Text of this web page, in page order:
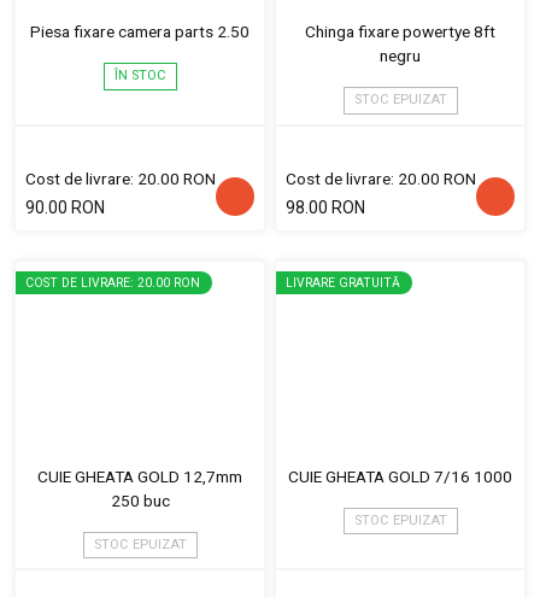
Piesa fixare camera parts 2.50
ÎN STOC
Cost de livrare: 20.00 RON
90.00 RON
Chinga fixare powertye 8ft
negru
STOC EPUIZAT
Cost de livrare: 20.00 RON
98.00 RON
COST DE LIVRARE: 20.00 RON
CUIE GHEATA GOLD 12,7mm
250 buc
STOC EPUIZAT
LIVRARE GRATUITĂ
CUIE GHEATA GOLD 7/16 1000
STOC EPUIZAT